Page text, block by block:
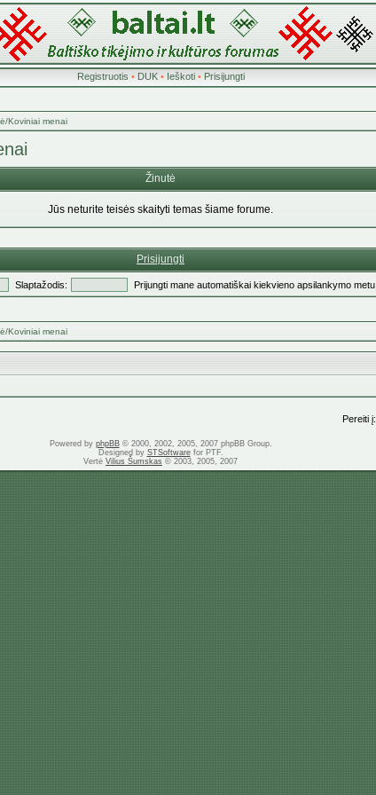
Registruotis • DUK• Ieškoti• Prisijungti
Koviniai menai
Žinutė
Jūs neturite teisės skaityti temas šiame forume.
Prisijungti
Slaptažodis: Prijungti mane automatiškai kiekvieno apsilankymo metu
Koviniai menai
Pereiti į:
Powered by phpBB© 2000, 2002, 2005, 2007 phpBB Group.
Designed by STSoftwarefor PTF.
Vertė Vilius Šumskas © 2003, 2005, 2007